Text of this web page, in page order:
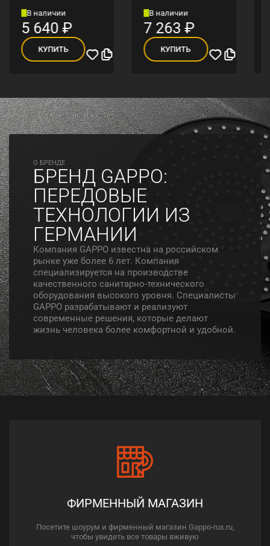
В наличии
5 640₽
КУПИТЬ
В наличии
7 263₽
КУПИТЬ
O БРЕНДЕ
БРЕНД GAPPO:
ПЕРЕДОВЫЕ
ТЕХНОЛОГИИ ИЗ
ГЕРМАНИИ
Компания GAPPO известна на российском
рынке уже более 6 лет. Компания
специализируется на производстве
качественного санитарно-технического
оборудования высокого уровня. Специалисты
GAPPO разрабатывают и реализуют
современные решения, которые делают
жизнь человека более комфортной и удобной.
ФИРМЕННЫЙ МАГАЗИН
Посетите шоурум и фирменный магазин Gappo-rus.ru,
чтобы увидеть все товары вживую